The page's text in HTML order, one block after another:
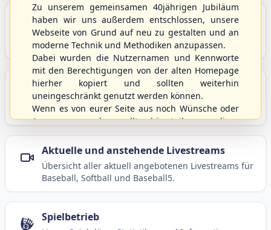
Unser Sport
Grundlagen und Hintergründe zu Baseball, Softball
und Baseball5.
Berichte und Neuigkeiten
Aktuelle Meldungen, Berichte und Nachrichten aus
dem S/HBV, Deutschland und der Welt.
Aktuelle und anstehende Livestreams
Übersicht aller aktuell angebotenen Livestreams für
Baseball, Softball und Baseball5.
Spielbetrieb
Zu unserem gemeinsamen 40jährigen Jubiläum
haben wir uns außerdem entschlossen, unsere
Webseite von Grund auf neu zu gestalten und an
moderne Technik und Methodiken anzupassen.
Dabei wurden die Nutzernamen und Kennworte
mit den Berechtigungen von der alten Homepage
hierher kopiert und sollten weiterhin
uneingeschränkt genutzt werden können.
Wenn es von eurer Seite aus noch Wünsche oder
Anregungen geben sollte, könnt ihr uns diese
gerne an die Verbandsadresseinfo@shbvnet.de
schicken.